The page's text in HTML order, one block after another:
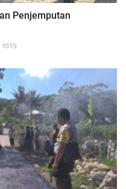
Penjemputan
1015